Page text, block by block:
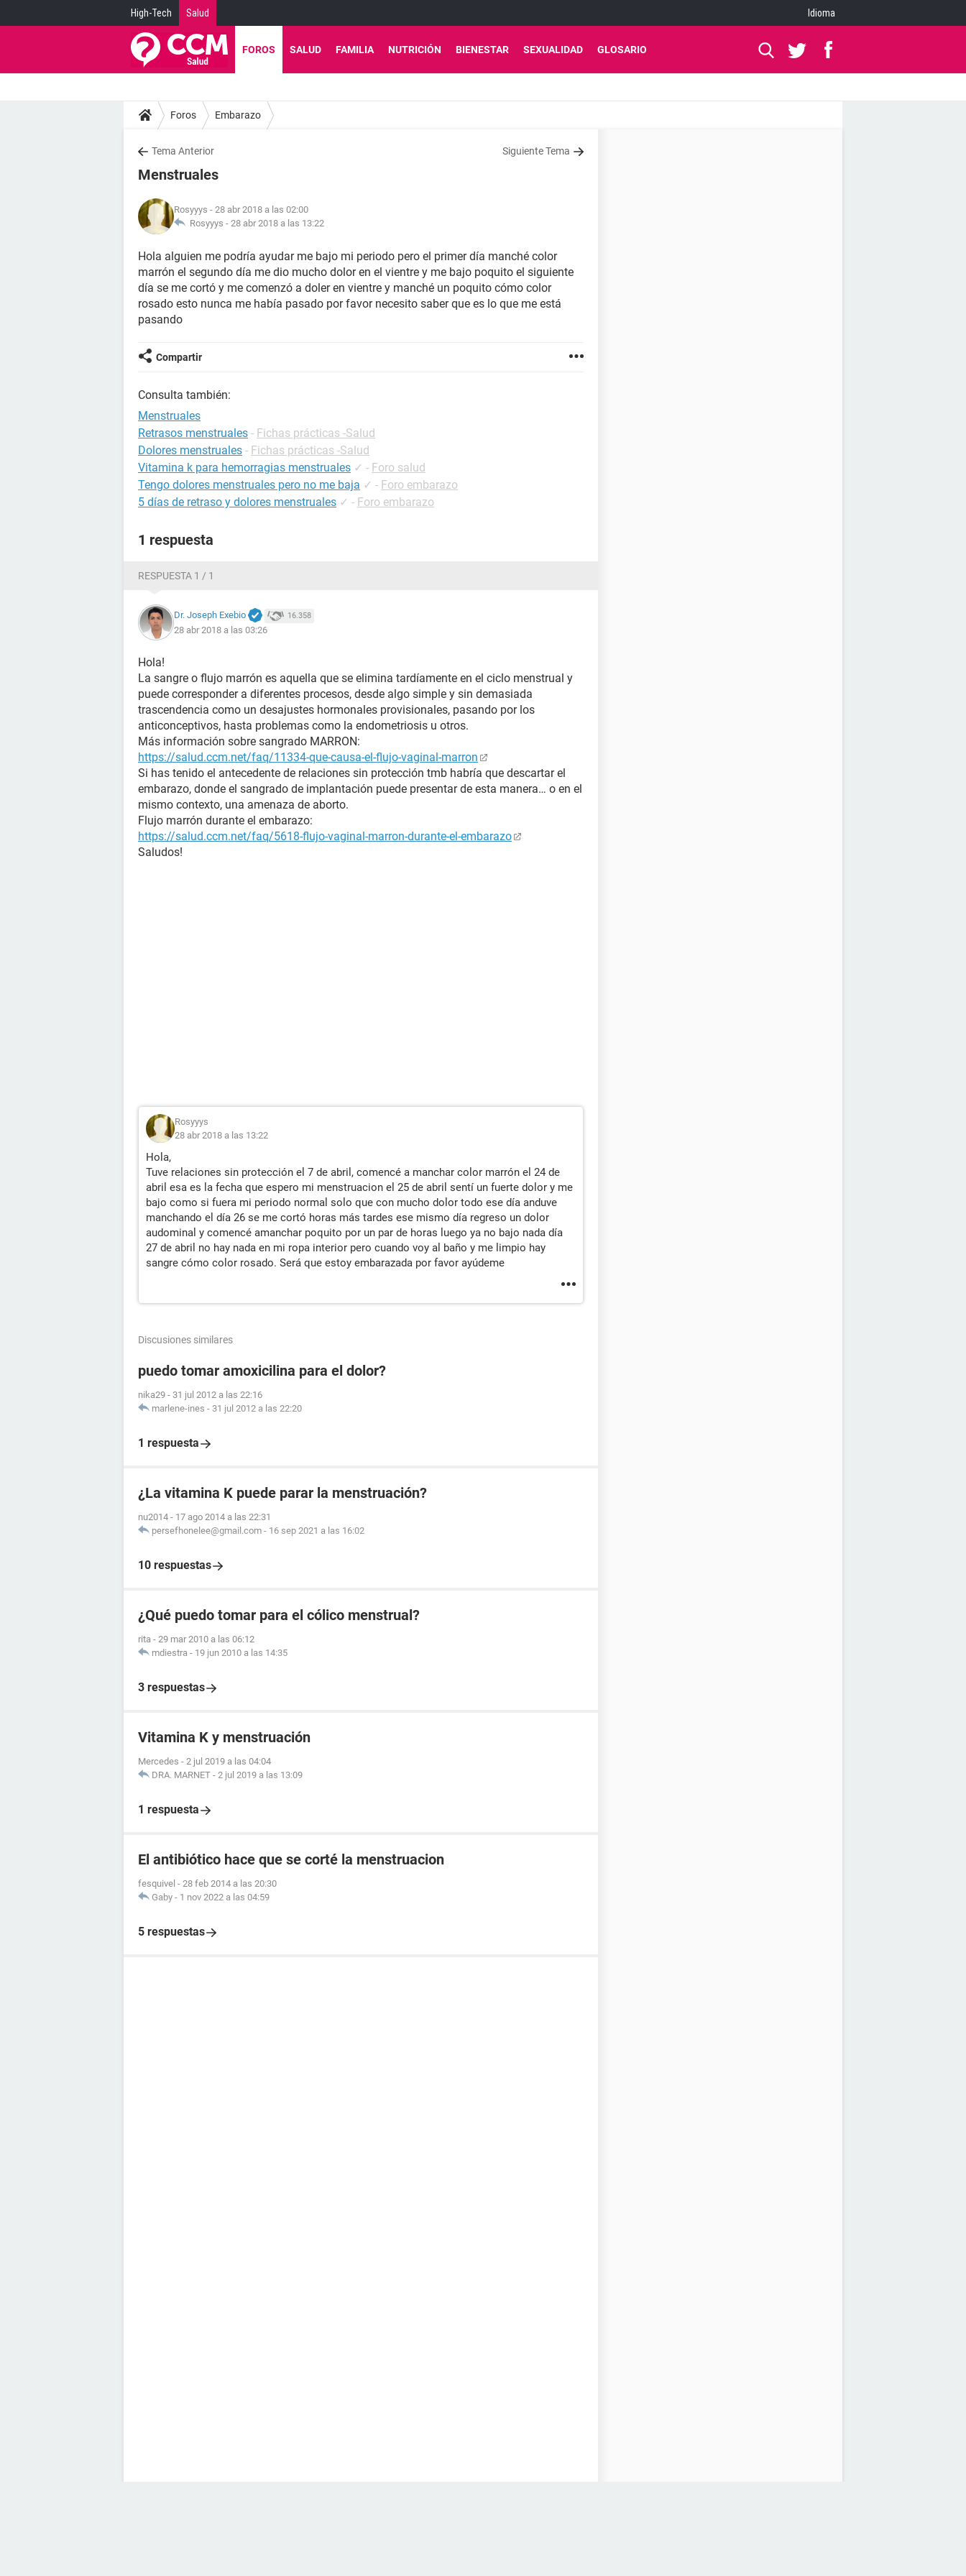
High-Tech Salud Idioma
FOROS SALUD FAMILIA NUTRICIÓN BIENESTAR SEXUALIDAD GLOSARIO
Foros Embarazo
Tema Anterior Siguiente Tema
Menstruales
Rosyyys - 28 abr 2018 a las 02:00
Rosyyys - 28 abr 2018 a las 13:22
Hola alguien me podría ayudar me bajo mi periodo pero el primer día manché color
marrón el segundo día me dio mucho dolor en el vientre y me bajo poquito el siguiente
día se me cortó y me comenzó a doler en vientre y manché un poquito cómo color
rosado esto nunca me había pasado por favor necesito saber que es lo que me está
pasando
Compartir
Consulta también:
Menstruales
Retrasos menstruales - Fichas prácticas -Salud
Dolores menstruales - Fichas prácticas -Salud
Vitamina k para hemorragias menstruales ✓ - Foro salud
Tengo dolores menstruales pero no me baja ✓ - Foro embarazo
5 días de retraso y dolores menstruales ✓ - Foro embarazo
1 respuesta
RESPUESTA 1 / 1
Dr. Joseph Exebio 16.358
28 abr 2018 a las 03:26
Hola!
La sangre o flujo marrón es aquella que se elimina tardíamente en el ciclo menstrual y
puede corresponder a diferentes procesos, desde algo simple y sin demasiada
trascendencia como un desajustes hormonales provisionales, pasando por los
anticonceptivos, hasta problemas como la endometriosis u otros.
Más información sobre sangrado MARRON:
https://salud.ccm.net/faq/11334-que-causa-el-flujo-vaginal-marron
Si has tenido el antecedente de relaciones sin protección tmb habría que descartar el
embarazo, donde el sangrado de implantación puede presentar de esta manera… o en el
mismo contexto, una amenaza de aborto.
Flujo marrón durante el embarazo:
https://salud.ccm.net/faq/5618-flujo-vaginal-marron-durante-el-embarazo
Saludos!
Rosyyys
28 abr 2018 a las 13:22
Hola,
Tuve relaciones sin protección el 7 de abril, comencé a manchar color marrón el 24 de
abril esa es la fecha que espero mi menstruacion el 25 de abril sentí un fuerte dolor y me
bajo como si fuera mi periodo normal solo que con mucho dolor todo ese día anduve
manchando el día 26 se me cortó horas más tardes ese mismo día regreso un dolor
audominal y comencé amanchar poquito por un par de horas luego ya no bajo nada día
27 de abril no hay nada en mi ropa interior pero cuando voy al baño y me limpio hay
sangre cómo color rosado. Será que estoy embarazada por favor ayúdeme
Discusiones similares
puedo tomar amoxicilina para el dolor?
nika29 - 31 jul 2012 a las 22:16
marlene-ines - 31 jul 2012 a las 22:20
1 respuesta
¿La vitamina K puede parar la menstruación?
nu2014 - 17 ago 2014 a las 22:31
persefhonelee@gmail.com - 16 sep 2021 a las 16:02
10 respuestas
¿Qué puedo tomar para el cólico menstrual?
rita - 29 mar 2010 a las 06:12
mdiestra - 19 jun 2010 a las 14:35
3 respuestas
Vitamina K y menstruación
Mercedes - 2 jul 2019 a las 04:04
DRA. MARNET - 2 jul 2019 a las 13:09
1 respuesta
El antibiótico hace que se corté la menstruacion
fesquivel - 28 feb 2014 a las 20:30
Gaby - 1 nov 2022 a las 04:59
5 respuestas